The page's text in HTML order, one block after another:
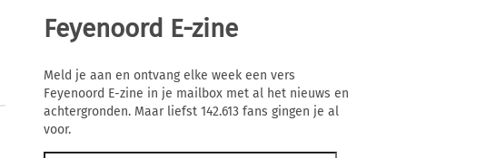
Feyenoord E-zine
Meld je aan en ontvang elke week een vers
Feyenoord E-zine in je mailbox met al het nieuws en
achtergronden. Maar liefst 142.613 fans gingen je al
voor.